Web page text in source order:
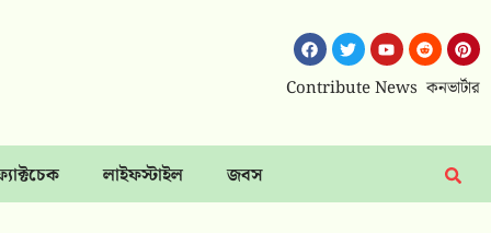
Contribute News কনভার্টার
লাইফস্টাইল জবস